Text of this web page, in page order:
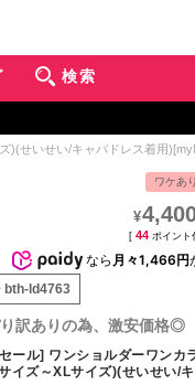
検索
)(せいせい/キャバドレス着用
ワケあり
¥
[ 44 ポイント
なら 月々1,466円
bth-ld4763
訳ありの為、激安価格◎
ール] ワンショルダーワンカ
イズ～XLサイズ)(せいせい/